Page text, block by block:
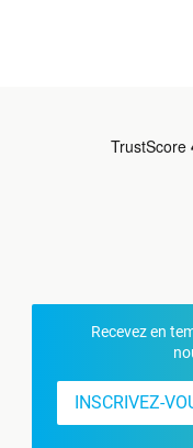
Recevez en
INSCRIVEZ-